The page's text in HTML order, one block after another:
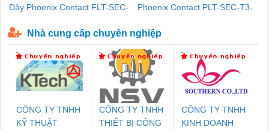
Dây Phoenix Contact FLT-SEC-
Phoenix Contact PLT-SEC-T3-
Nhà cung cấp chuyên nghiệp
CÔNG TY TNHH
KỸ THUẬT
CÔNG TY TNHH
THIẾT BỊ CÔNG
CÔNG TY TNHH
KINH DOANH